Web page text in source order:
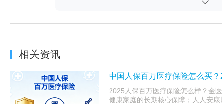
5.特定药品
相关资讯
中国人保百万医疗保险怎么买
2025人保百万医疗保险怎么样？金
健康家庭的长期核心保障；人人安